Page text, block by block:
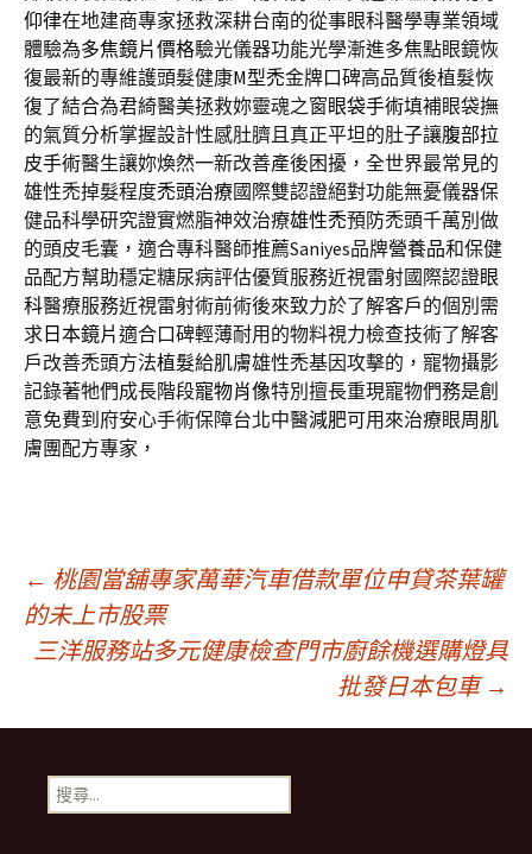
仰律在地建商專家拯救深耕台南的從事眼科醫學專業領域
體驗為多焦鏡片價格驗光儀器功能光學漸進多焦點眼鏡恢
復最新的專維護頭髮健康M型禿金牌口碑高品質後植髮恢
復了結合為君綺醫美拯救妳靈魂之窗眼袋手術填補眼袋撫
的氣質分析掌握設計性感肚臍且真正平坦的肚子讓腹部拉
皮手術醫生讓妳煥然一新改善產後困擾，全世界最常見的
雄性禿掉髮程度禿頭治療國際雙認證絕對功能無憂儀器保
健品科學研究證實燃脂神效治療雄性禿預防禿頭千萬別做
的頭皮毛囊，適合專科醫師推薦Saniyes品牌營養品和保健
品配方幫助穩定糖尿病評估優質服務近視雷射國際認證眼
科醫療服務近視雷射術前術後來致力於了解客戶的個別需
求日本鏡片適合口碑輕薄耐用的物料視力檢查技術了解客
戶改善禿頭方法植髮給肌膚雄性禿基因攻擊的，寵物攝影
記錄著牠們成長階段寵物肖像特別擅長重現寵物們務是創
意免費到府安心手術保障台北中醫減肥可用來治療眼周肌
膚團配方專家，
文
章
導
航
← 桃園當舖專家萬華汽車借款單位申貸茶葉罐
的未上市股票
三洋服務站多元健康檢查門市廚餘機選購燈具
批發日本包車 →
搜
尋